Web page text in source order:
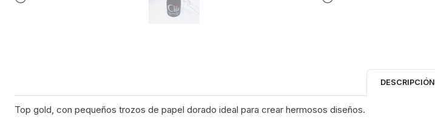
DESCRIPCIÓN
Top gold, con pequeños trozos de papel dorado ideal para crear hermosos diseños.